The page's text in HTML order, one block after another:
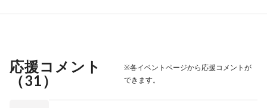
応援コメント
（31）
※各イベントページから応援コメントが
できます。